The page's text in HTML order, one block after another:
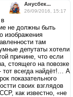
Анусбек...
26/09/2016, 15:17
не должны быть
изображения
там
депутаты хотели
причине, что если
стоящего на повозке
всегда найдёт!… А
показательного
своих взглядов
как известно, «не